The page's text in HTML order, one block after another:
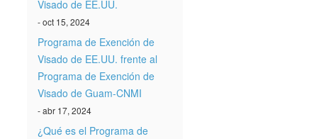
Visado de EE.UU.
- oct 15, 2024
Programa de Exención de
Visado de EE.UU. frente al
Programa de Exención de
Visado de Guam-CNMI
- abr 17, 2024
¿Qué es el Programa de